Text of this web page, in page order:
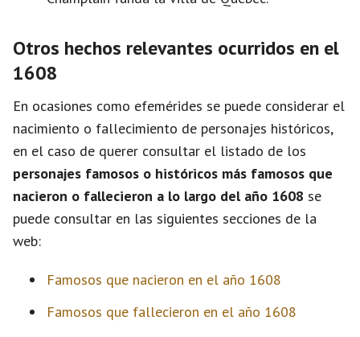
Otros hechos relevantes ocurridos en el
1608
En ocasiones como efemérides se puede considerar el
nacimiento o fallecimiento de personajes históricos,
en el caso de querer consultar el listado de los
personajes famosos o históricos más famosos que
nacieron o fallecieron a lo largo del año 1608 se
puede consultar en las siguientes secciones de la
web:
Famosos que nacieron en el año 1608
Famosos que fallecieron en el año 1608